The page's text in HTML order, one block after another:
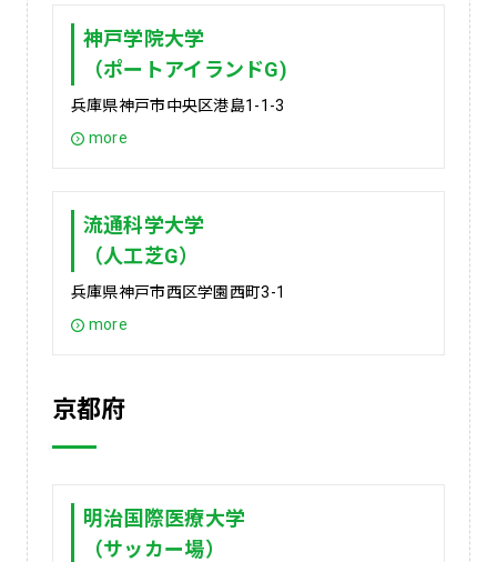
神戸学院大学
（ポートアイランドG)
兵庫県神戸市中央区港島1-1-3
more
流通科学大学
（人工芝G）
兵庫県神戸市西区学園西町3-1
more
京都府
明治国際医療大学
（サッカー場）